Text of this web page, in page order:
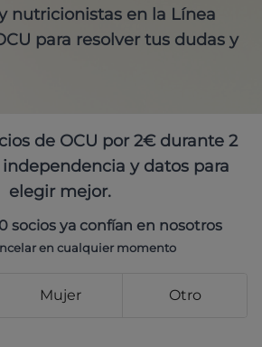
nutricionistas en la Línea
para resolver tus dudas y
de OCU por 2€ durante 2
independencia y datos para
elegir mejor.
socios ya confían en nosotros
en cualquier momento
Mujer Otro